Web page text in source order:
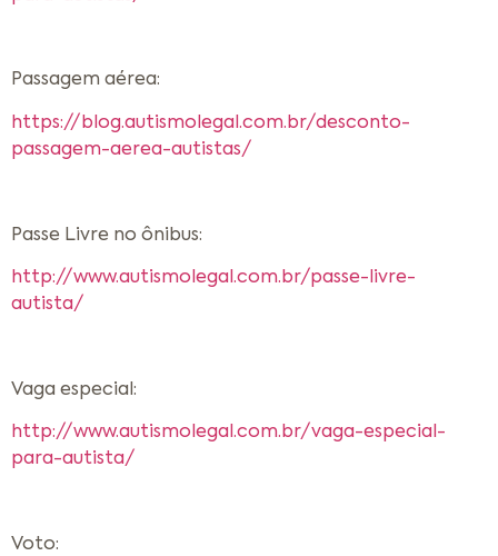
Passagem aérea:
https://blog.autismolegal.com.br/desconto-
passagem-aerea-autistas/
Passe Livre no ônibus:
http://www.autismolegal.com.br/passe-livre-
autista/
Vaga especial:
http://www.autismolegal.com.br/vaga-especial-
para-autista/
Voto: